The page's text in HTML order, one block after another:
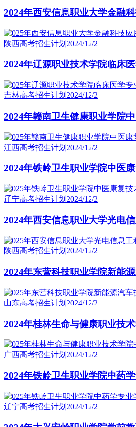
2024年西安信息职业大学金融
陕西高考招生计划 2024/12/2
2024年辽源职业技术学院临床
吉林高考招生计划 2024/12/2
2024年赣南卫生健康职业学院
江西高考招生计划 2024/12/2
2024年铁岭卫生职业学院中医
辽宁高考招生计划 2024/12/2
2024年西安信息职业大学光电
陕西高考招生计划 2024/12/2
2024年东营科技职业学院新能
山东高考招生计划 2024/12/2
2024年桂林生命与健康职业技
广西高考招生计划 2024/12/2
2024年铁岭卫生职业学院中药
辽宁高考招生计划 2024/12/2